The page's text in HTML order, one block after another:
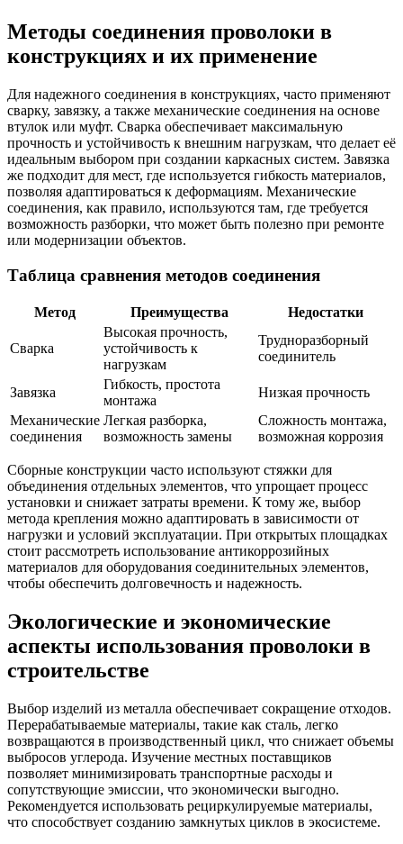
Методы соединения проволоки в
конструкциях и их применение
Для надежного соединения в конструкциях, часто применяют
сварку, завязку, а также механические соединения на основе
втулок или муфт. Сварка обеспечивает максимальную
прочность и устойчивость к внешним нагрузкам, что делает её
идеальным выбором при создании каркасных систем. Завязка
же подходит для мест, где используется гибкость материалов,
позволяя адаптироваться к деформациям. Механические
соединения, как правило, используются там, где требуется
возможность разборки, что может быть полезно при ремонте
или модернизации объектов.
Таблица сравнения методов соединения
Метод Преимущества Недостатки
Сварка
Высокая прочность,
устойчивость к
нагрузкам
Трудноразборный
соединитель
Завязка
Гибкость, простота
монтажа
Низкая прочность
Механические
соединения
Легкая разборка,
возможность замены
Сложность монтажа,
возможная коррозия
Сборные конструкции часто используют стяжки для
объединения отдельных элементов, что упрощает процесс
установки и снижает затраты времени. К тому же, выбор
метода крепления можно адаптировать в зависимости от
нагрузки и условий эксплуатации. При открытых площадках
стоит рассмотреть использование антикоррозийных
материалов для оборудования соединительных элементов,
чтобы обеспечить долговечность и надежность.
Экологические и экономические
аспекты использования проволоки в
строительстве
Выбор изделий из металла обеспечивает сокращение отходов.
Перерабатываемые материалы, такие как сталь, легко
возвращаются в производственный цикл, что снижает объемы
выбросов углерода. Изучение местных поставщиков
позволяет минимизировать транспортные расходы и
сопутствующие эмиссии, что экономически выгодно.
Рекомендуется использовать рециркулируемые материалы,
что способствует созданию замкнутых циклов в экосистеме.